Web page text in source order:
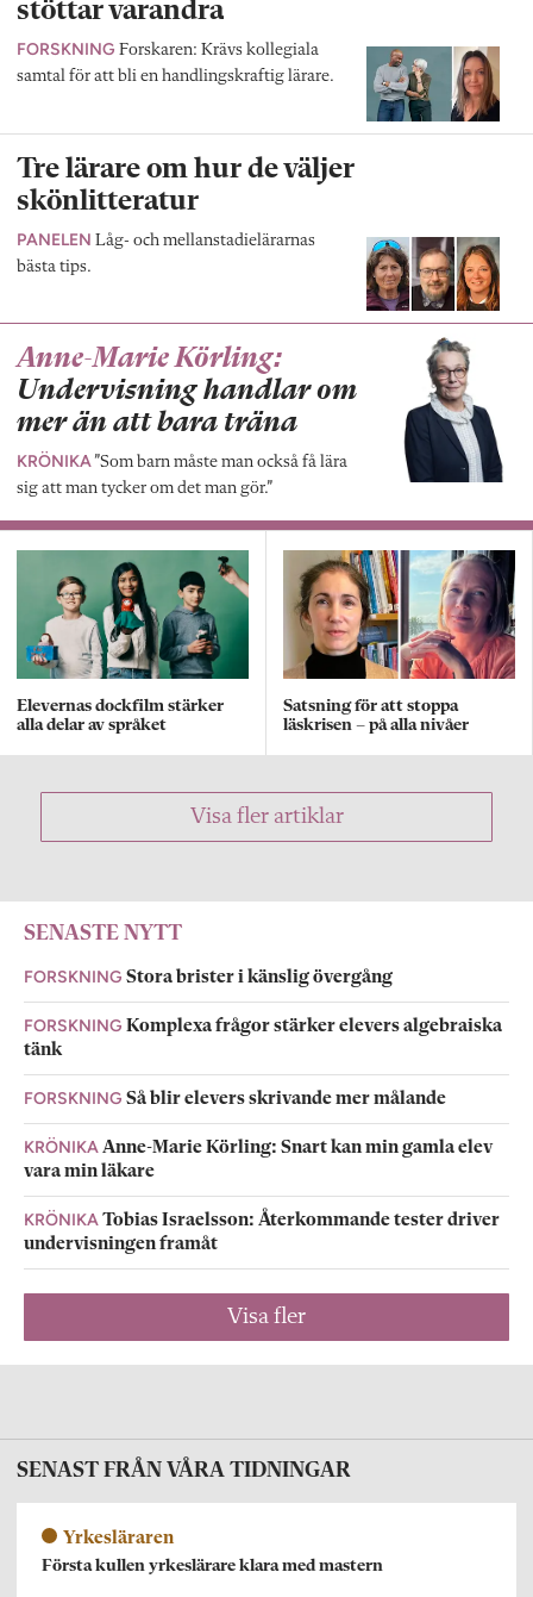
stöttar varandra
FORSKNING Forskaren: Krävs kollegiala
samtal för att bli en handlingskraftig lärare.
Tre lärare om hur de väljer
skönlitteratur
PANELEN Låg- och mellanstadielärarnas
bästa tips.
Anne-Marie Körling:
Undervisning handlar om
mer än att bara träna
KRÖNIKA”Som barn måste man också få lära
sig att man tycker om det man gör.”
Elevernas dockfilm stärker
alla delar av språket
Satsning för att stoppa
läskrisen – på alla nivåer
Visa fler artiklar
SENASTE NYTT
FORSKNING Stora brister i känslig övergång
FORSKNING Komplexa frågor stärker elevers algebraiska
tänk
FORSKNING Så blir elevers skrivande mer målande
KRÖNIKA Anne-Marie Körling: Snart kan min gamla elev
vara min läkare
KRÖNIKA Tobias Israelsson: Återkommande tester driver
undervisningen framåt
Visa fler
SENAST FRÅN VÅRA TIDNINGAR
Yrkesläraren
Första kullen yrkeslärare klara med mastern